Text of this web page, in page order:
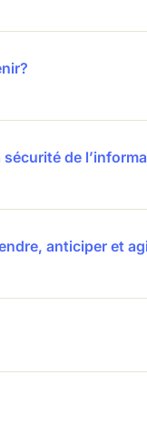
sécurité de
anticiper et